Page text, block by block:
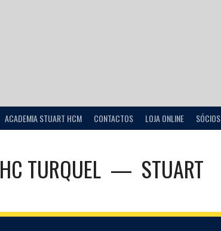
ACADEMIA STUART HCM CONTACTOS LOJA ONLINE SÓCIOS
HC TURQUEL — STUART